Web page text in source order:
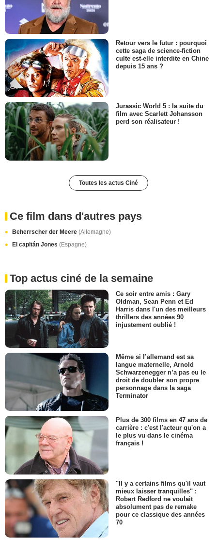
Retour vers le futur : pourquoi
cette saga de science-fiction
culte est-elle interdite en Chine
depuis 15 ans ?
Jurassic World 5 : la suite du
film avec Scarlett Johansson
perd son réalisateur !
Toutes les actus Ciné
Ce film dans d'autres pays
Beherrscher der Meere (Allemagne)
El capitán Jones (Espagne)
Top actus ciné de la semaine
Ce soir entre amis : Gary
Oldman, Sean Penn et Ed
Harris dans l'un des meilleurs
thrillers des années 90
injustement oublié !
Même si l’allemand est sa
langue maternelle, Arnold
Schwarzenegger n’a pas eu le
droit de doubler son propre
personnage dans la saga
Terminator
Plus de 300 films en 47 ans de
carrière : c'est l'acteur qu'on a
le plus vu dans le cinéma
français !
"Il y a certains films qu'il vaut
mieux laisser tranquilles" :
Robert Redford ne voulait
absolument pas de remake
pour ce classique des années
70